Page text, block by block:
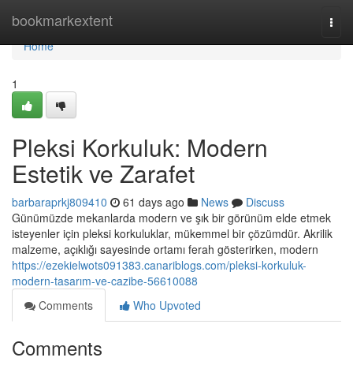
bookmarkextent
Home
Home
1
Pleksi Korkuluk: Modern
Estetik ve Zarafet
barbaraprkj809410 61 days ago News
Discuss
Günümüzde mekanlarda modern ve şık bir görünüm elde etmek
isteyenler için pleksi korkuluklar, mükemmel bir çözümdür. Akrilik
malzeme, açıklığı sayesinde ortamı ferah gösterirken, modern
https://ezekielwots091383.canariblogs.com/pleksi-korkuluk-
modern-tasarım-ve-cazibe-56610088
Comments
Who Upvoted
Comments